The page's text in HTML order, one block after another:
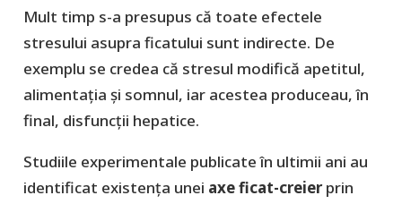
Mult timp s-a presupus că toate efectele
stresului asupra ficatului sunt indirecte. De
exemplu se credea că stresul modifică apetitul,
alimentația și somnul, iar acestea produceau, în
final, disfuncţii hepatice.
Studiile experimentale publicate în ultimii ani au
identificat existența unei axe ficat-creierprin